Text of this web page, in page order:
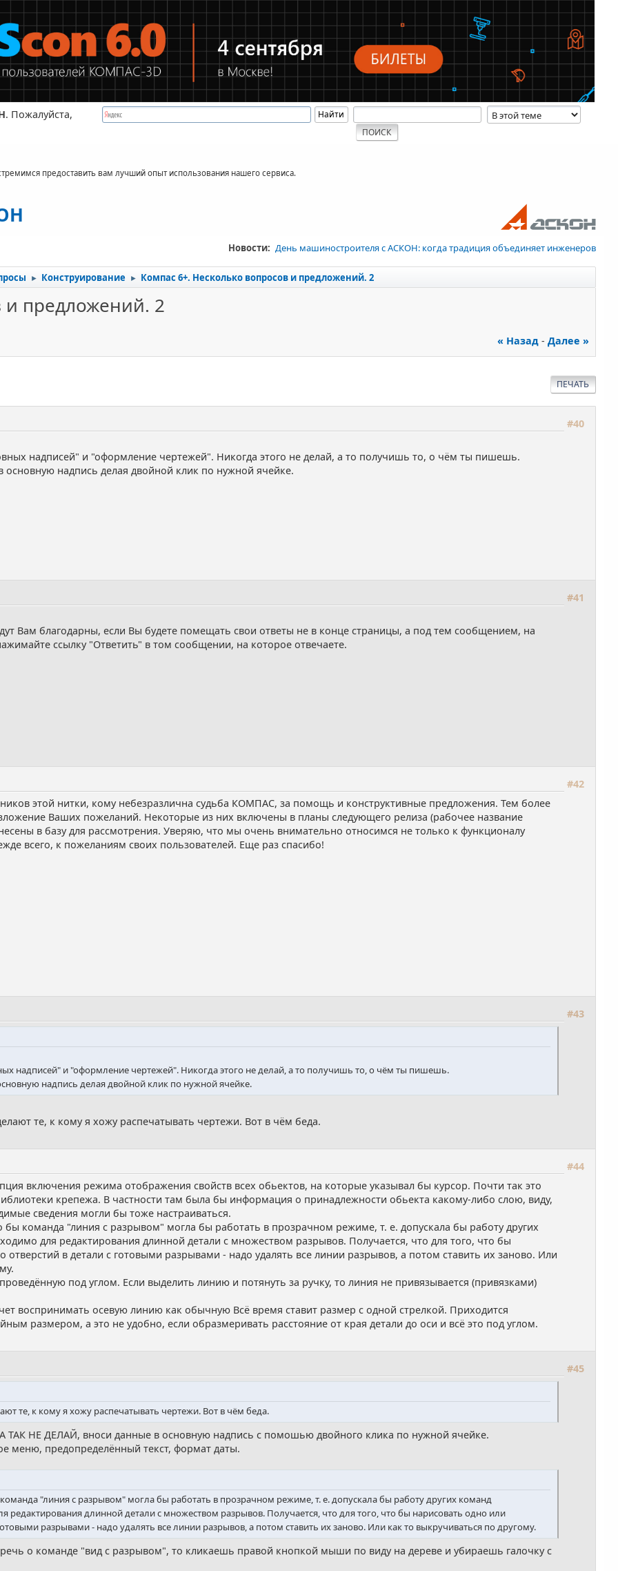
. Пожалуйста,
предоставить вам лучший опыт использования нашего сервиса.
Новости: День машиностроителя с АСКОН: когда традиция объединяет инженеров
► Конструирование ► Компас 6+. Несколько вопросов и предложений. 2
и предложений. 2
« Назад- Далее »
ПЕЧАТЬ
#40
надписей" и "оформление чертежей". Никогда этого не делай, а то получишь то, о чём ты пишешь.
надпись делая двойной клик по нужной ячейке.
#41
Вам благодарны, если Вы будете помещать свои ответы не в конце страницы, а под тем сообщением, на
ссылку "Ответить" в том сообщении, на которое отвечаете.
#42
этой нитки, кому небезразлична судьба КОМПАС, за помощь и конструктивные предложения. Тем более
Ваших пожеланий. Некоторые из них включены в планы следующего релиза (рабочее название
в базу для рассмотрения. Уверяю, что мы очень внимательно относимся не только к функционалу
всего, к пожеланиям своих пользователей. Еще раз спасибо!
#43
надписей" и "оформление чертежей". Никогда этого не делай, а то получишь то, о чём ты пишешь.
надпись делая двойной клик по нужной ячейке.
те, к кому я хожу распечатывать чертежи. Вот в чём беда.
#44
включения режима отображения свойств всех обьектов, на которые указывал бы курсор. Почти так это
крепежа. В частности там была бы информация о принадлежности обьекта какому-либо слою, виду,
сведения могли бы тоже настраиваться.
бы команда "линия с разрывом" могла бы работать в прозрачном режиме, т. е. допускала бы работу других
для редактирования длинной детали с множеством разрывов. Получается, что для того, что бы
отверстий в детали с готовыми разрывами - надо удалять все линии разрывов, а потом ставить их заново. Или
под углом. Если выделить линию и потянуть за ручку, то линия не привязывается (привязками)
воспринимать осевую линию как обычную Всё время ставит размер с одной стрелкой. Приходится
размером, а это не удобно, если образмеривать расстояние от края детали до оси и всё это под углом.
#45
те, к кому я хожу распечатывать чертежи. Вот в чём беда.
ТАК НЕ ДЕЛАЙ, вноси данные в основную надпись с помошью двойного клика по нужной ячейке.
меню, предопределённый текст, формат даты.
"линия с разрывом" могла бы работать в прозрачном режиме, т. е. допускала бы работу других команд
редактирования длинной детали с множеством разрывов. Получается, что для того, что бы нарисовать одно или
разрывами - надо удалять все линии разрывов, а потом ставить их заново. Или как то выкручиваться по другому.
о команде "вид с разрывом", то кликаешь правой кнопкой мыши по виду на дереве и убираешь галочку с